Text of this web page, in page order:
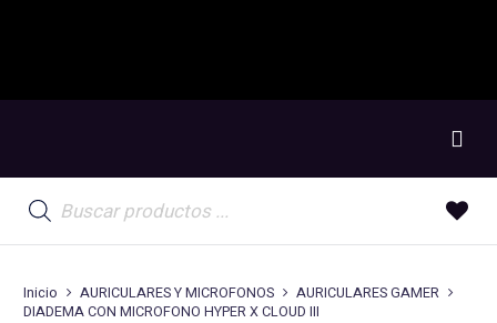
de
productos
Inicio AURICULARES Y MICROFONOS
AURICULARES GAMER
DIADEMA CON MICROFONO HYPER X CLOUD III